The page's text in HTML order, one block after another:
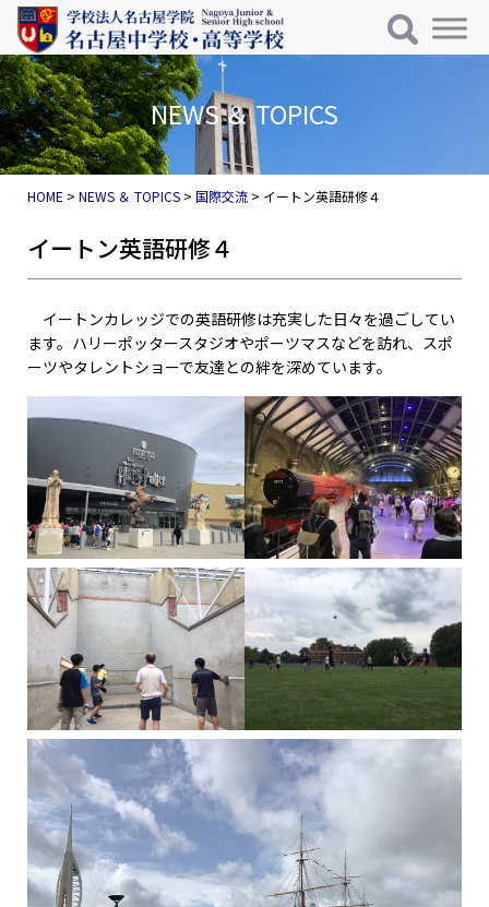
コンテンツへスキップ
メインナビゲーション
NEWS ＆ TOPICS
HOME >NEWS ＆ TOPICS >国際交流 > イートン英語研修４
イートン英語研修４
イートンカレッジでの英語研修は充実した日々を過ごしてい
ます。ハリーポッタースタジオやポーツマスなどを訪れ、スポ
ーツやタレントショーで友達との絆を深めています。